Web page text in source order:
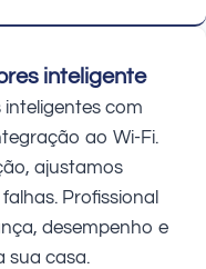
inteligente
com
ao Wi-Fi.
ajustamos
Profissional
desempenho e
sua casa.